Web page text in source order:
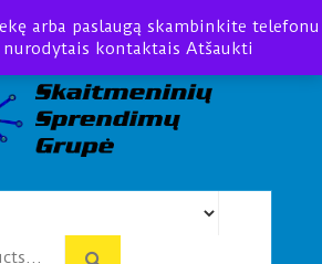
Praėjimo
kontrolė
arba paslaugą skambinkite telefonu
nurodytais kontaktais Atšaukti